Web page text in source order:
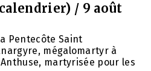
/ 9 août
Pentecôte Saint
mégalomartyr à
martyrisée pour les